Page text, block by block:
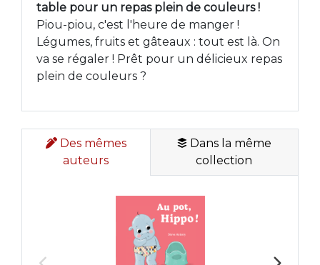
table pour un repas plein de couleurs !
Piou-piou, c'est l'heure de manger !
Légumes, fruits et gâteaux : tout est là. On
va se régaler ! Prêt pour un délicieux repas
plein de couleurs ?
Des mêmes
auteurs
Dans la même
collection